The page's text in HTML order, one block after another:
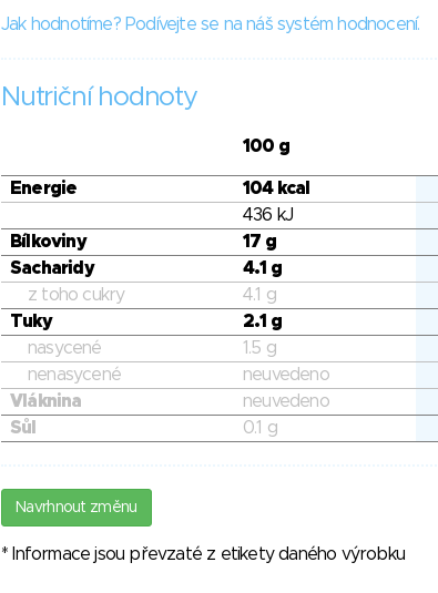
Jak hodnotíme? Podívejte se na náš systém hodnocení.
Nutriční hodnoty
100 g
Energie 104 kcal
436 kJ
Bílkoviny
17 g
Sacharidy
4.1 g
z toho cukry
4.1 g
Tuky
2.1 g
nasycené
1.5 g
nenasycené
neuvedeno
Vláknina
neuvedeno
Sůl
0.1 g
Navrhnout změnu
* Informace jsou převzaté z etikety daného výrobku